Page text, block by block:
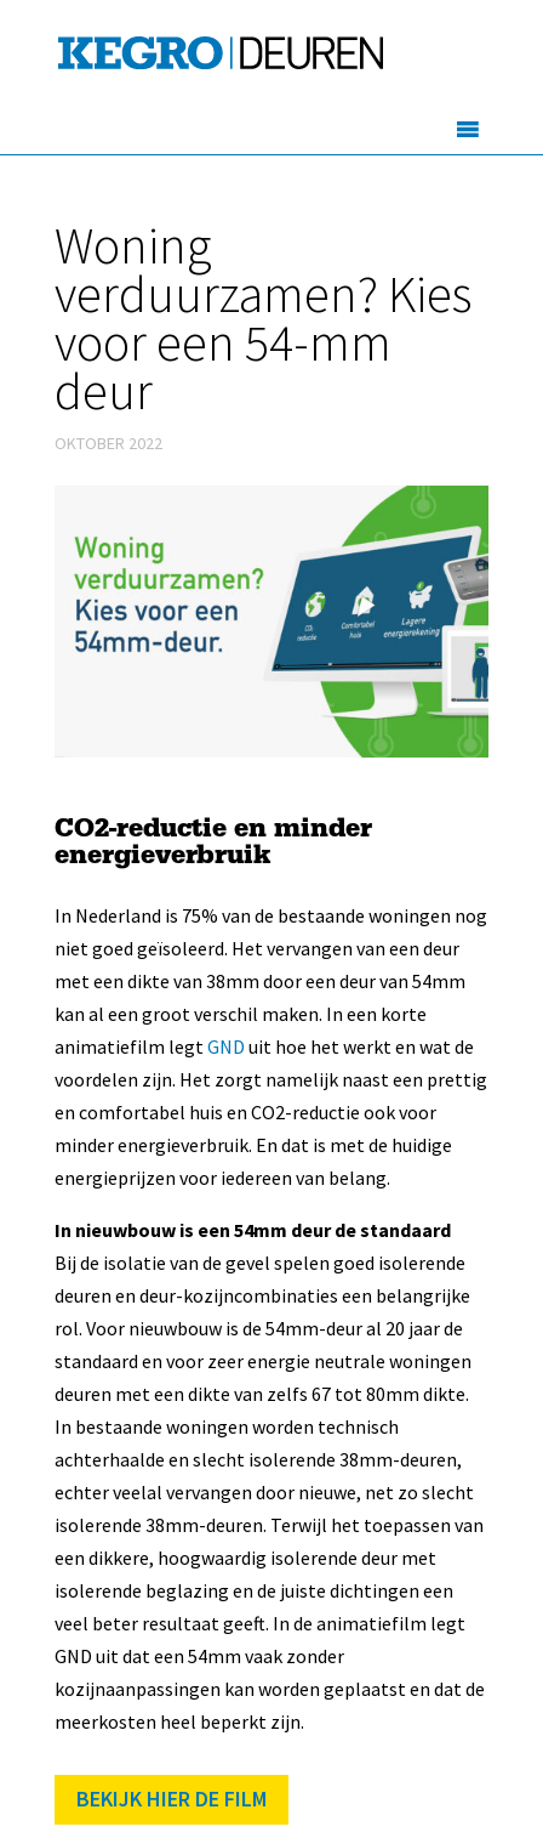
Woning
verduurzamen? Kies
voor een 54-mm
deur
OKTOBER 2022
CO2-reductie en minder
energieverbruik
In Nederland is 75% van de bestaande woningen nog
niet goed geïsoleerd. Het vervangen van een deur
met een dikte van 38mm door een deur van 54mm
kan al een groot verschil maken. In een korte
animatiefilm legt GND uit hoe het werkt en wat de
voordelen zijn. Het zorgt namelijk naast een prettig
en comfortabel huis en CO2-reductie ook voor
minder energieverbruik. En dat is met de huidige
energieprijzen voor iedereen van belang.
In nieuwbouw is een 54mm deur de standaard
Bij de isolatie van de gevel spelen goed isolerende
deuren en deur-kozijncombinaties een belangrijke
rol. Voor nieuwbouw is de 54mm-deur al 20 jaar de
standaard en voor zeer energie neutrale woningen
deuren met een dikte van zelfs 67 tot 80mm dikte.
In bestaande woningen worden technisch
achterhaalde en slecht isolerende 38mm-deuren,
echter veelal vervangen door nieuwe, net zo slecht
isolerende 38mm-deuren. Terwijl het toepassen van
een dikkere, hoogwaardig isolerende deur met
isolerende beglazing en de juiste dichtingen een
veel beter resultaat geeft. In de animatiefilm legt
GND uit dat een 54mm vaak zonder
kozijnaanpassingen kan worden geplaatst en dat de
meerkosten heel beperkt zijn.
BEKIJK HIER DE FILM